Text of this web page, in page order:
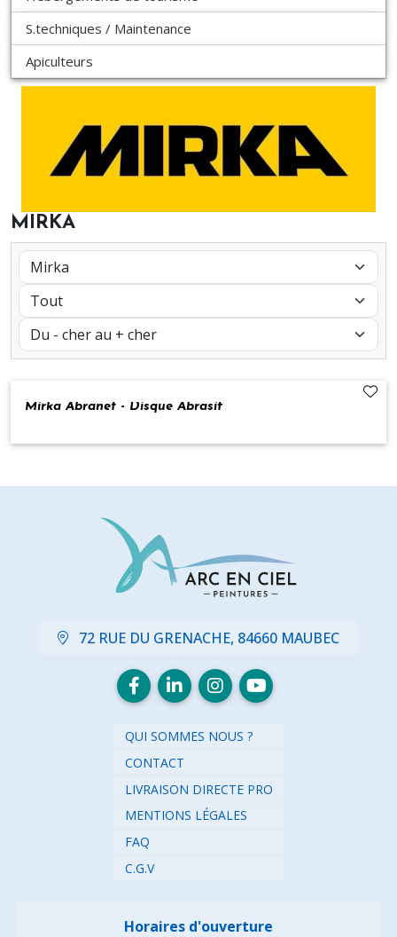
S.techniques / Maintenance
Apiculteurs
MIRKA
Mirka Abranet - Disque Abrasif
72 RUE DU GRENACHE, 84660 MAUBEC
QUI SOMMES NOUS ?
CONTACT
LIVRAISON DIRECTE PRO
MENTIONS LÉGALES
FAQ
C.G.V
Horaires d'ouverture